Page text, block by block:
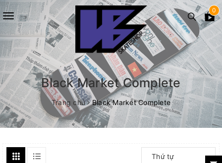
Toggle
navigation
0
Black Market Complete
Trang chủ Black Market Complete
Thứ tự